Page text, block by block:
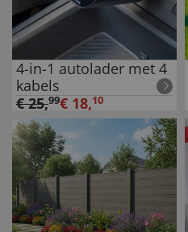
4-in-1 autolader met 4
kabels
€25,99€ 18,10